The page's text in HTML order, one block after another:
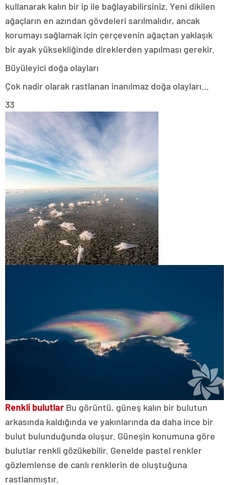
kullanarak kalın bir ip ile bağlayabilirsiniz. Yeni dikilen
ağaçların en azından gövdeleri sarılmalıdır, ancak
korumayı sağlamak için çerçevenin ağaçtan yaklaşık
bir ayak yüksekliğinde direklerden yapılması gerekir.
Büyüleyici doğa olayları
Çok nadir olarak rastlanan inanılmaz doğa olayları…
33
Renkli bulutlar Bu görüntü, güneş kalın bir bulutun
arkasında kaldığında ve yakınlarında da daha ince bir
bulut bulunduğunda oluşur. Güneşin konumuna göre
bulutlar renkli gözükebilir. Genelde pastel renkler
gözlemlense de canlı renklerin de oluştuğuna
rastlanmıştır.